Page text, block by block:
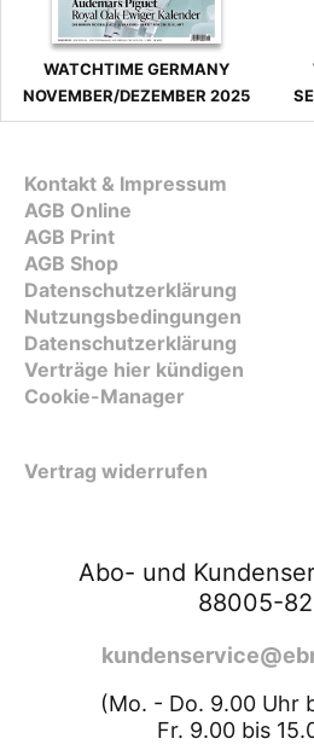
WATCHTIME GERMANY
NOVEMBER/DEZEMBER 2025
Kontakt & Impressum
AGB Online
AGB Print
AGB Shop
Datenschutzerklärung
Nutzungsbedingungen
Datenschutzerklärung
Verträge hier kündigen
Cookie-Manager
Vertrag widerrufen
Abo- und
88005-
(Mo. - Do. 9.00 Uhr
Fr. 9.00 bis